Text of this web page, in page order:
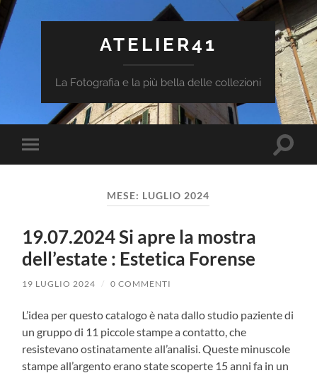
ATELIER41
La Fotografia e la più bella delle collezioni
Attiva/disattiva
il
MESE: LUGLIO 2024
19.07.2024 Si apre la mostra
dell’estate : Estetica Forense
19 LUGLIO 2024 / 0 COMMENTI
L’idea per questo catalogo è nata dallo studio paziente di
un gruppo di 11 piccole stampe a contatto, che
resistevano ostinatamente all’analisi. Queste minuscole
stampe all’argento erano state scoperte 15 anni fa in un